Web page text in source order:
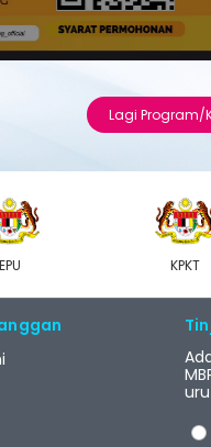
Lagi Program/
EPU KPKT